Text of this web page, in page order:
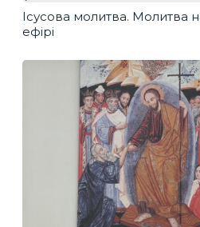
Ісусова молитва. Молитва
ефірі